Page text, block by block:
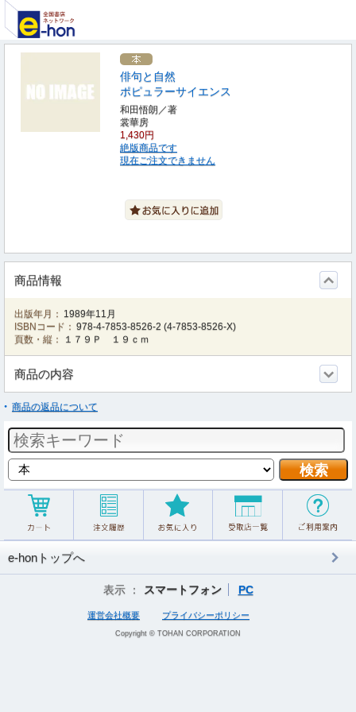
俳句と自然
ポピュラーサイエンス
和田悟朗／著
裳華房
1,430円
絶版商品です
現在ご注文できません
商品情報
出版年月： 1989年11月
ISBNコード： 978-4-7853-8526-2 (4-7853-8526-X)
頁数・縦：
１７９Ｐ １９ｃｍ
商品の内容
商品の返品について
e-honトップへ
表示 ： スマートフォン PC
運営会社概要 プライバシーポリシー
Copyright © TOHAN CORPORATION